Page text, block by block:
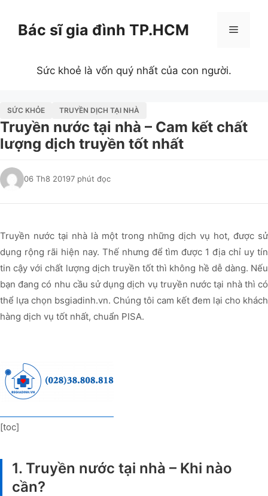
Bác sĩ gia đình TP.HCM Menu
Sức khoẻ là vốn quý nhất của con người.
SỨC KHỎE TRUYỀN DỊCH TẠI NHÀ
Truyền nước tại nhà – Cam kết chất
lượng dịch truyền tốt nhất
06 Th8 20197 phút đọc
Truyền nước tại nhà là một trong những dịch vụ hot, được sử
dụng rộng rãi hiện nay. Thế nhưng để tìm được 1 địa chỉ uy tín
tin cậy với chất lượng dịch truyền tốt thì không hề dễ dàng. Nếu
bạn đang có nhu cầu sử dụng dịch vụ truyền nước tại nhà thì có
thể lựa chọn bsgiadinh.vn. Chúng tôi cam kết đem lại cho khách
hàng dịch vụ tốt nhất, chuẩn PISA.
[toc]
1. Truyền nước tại nhà – Khi nào
cần?